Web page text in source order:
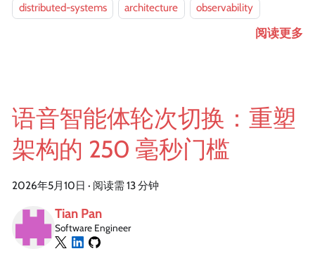
distributed-systems
architecture observability
阅读更多
语音智能体轮次切换：重塑
架构的 250 毫秒门槛
2026年5月10日 · 阅读需 13 分钟
Tian Pan
Software Engineer